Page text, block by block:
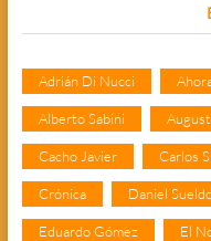
Adrián Di Nucci
Alberto Sabini
Cacho Javier Carlos
Crónica Daniel
Eduardo Gómez El